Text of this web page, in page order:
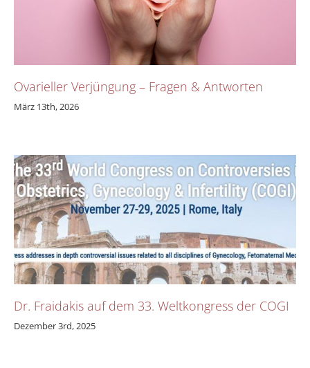
Ovarieller Verjüngung – Fragen & Antworten
März 13th, 2026
Dr. Fraidakis auf dem 33. Weltkongress der COGI
Dezember 3rd, 2025